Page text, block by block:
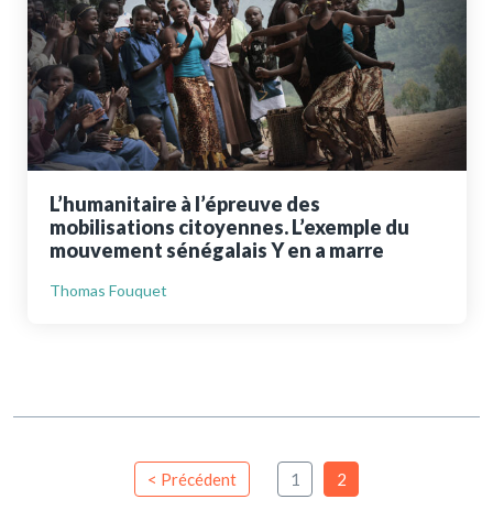
L’humanitaire à l’épreuve des
mobilisations citoyennes. L’exemple du
mouvement sénégalais Y en a marre
Thomas Fouquet
< Précédent 1 2